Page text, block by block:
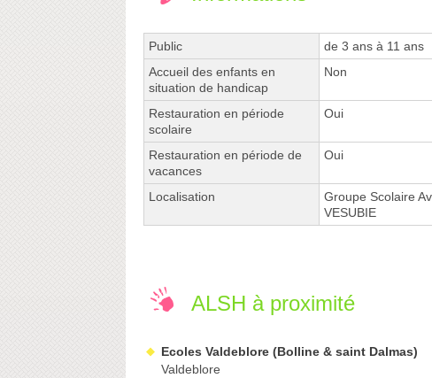
Public
de 3 ans à 11 ans
Accueil des enfants en
situation de handicap
Non
Restauration en période
scolaire
Oui
Restauration en période de
vacances
Oui
Localisation
Groupe Scolaire
VESUBIE
ALSH à proximité
Ecoles Valdeblore (Bolline & saint Dalmas)
Valdeblore